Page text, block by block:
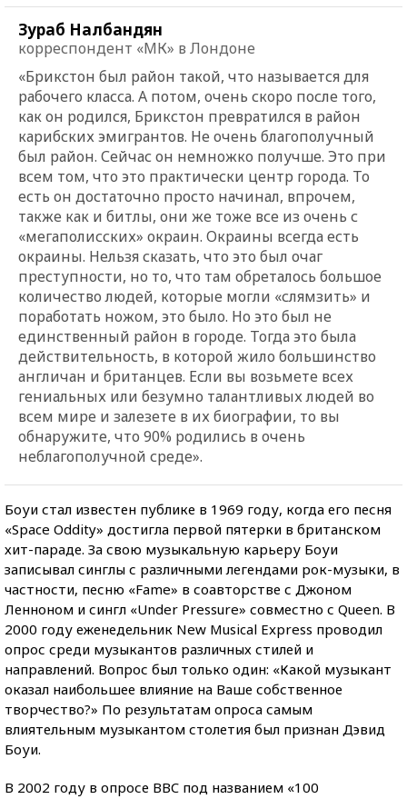
Зураб Налбандян
корреспондент «МК» в Лондоне
«Брикстон был район такой, что называется для
рабочего класса. А потом, очень скоро после того,
как он родился, Брикстон превратился в район
карибских эмигрантов. Не очень благополучный
был район. Сейчас он немножко получше. Это при
всем том, что это практически центр города. То
есть он достаточно просто начинал, впрочем,
также как и битлы, они же тоже все из очень с
«мегаполисских» окраин. Окраины всегда есть
окраины. Нельзя сказать, что это был очаг
преступности, но то, что там обреталось большое
количество людей, которые могли «слямзить» и
поработать ножом, это было. Но это был не
единственный район в городе. Тогда это была
действительность, в которой жило большинство
англичан и британцев. Если вы возьмете всех
гениальных или безумно талантливых людей во
всем мире и залезете в их биографии, то вы
обнаружите, что 90% родились в очень
неблагополучной среде».
Боуи стал известен публике в 1969 году, когда его песня
«Space Oddity» достигла первой пятерки в британском
хит-параде. За свою музыкальную карьеру Боуи
записывал синглы с различными легендами рок-музыки, в
частности, песню «Fame» в соавторстве с Джоном
Ленноном и сингл «Under Pressure» совместно с Queen. В
2000 году еженедельник New Musical Express проводил
опрос среди музыкантов различных стилей и
направлений. Вопрос был только один: «Какой музыкант
оказал наибольшее влияние на Ваше собственное
творчество?» По результатам опроса самым
влиятельным музыкантом столетия был признан Дэвид
Боуи.
В 2002 году в опросе BBC под названием «100